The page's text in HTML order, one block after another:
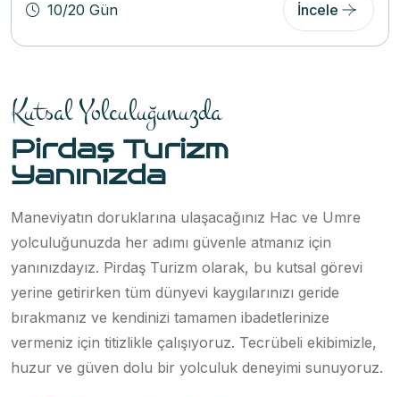
10/20 Gün İncele
Kutsal Yolculuğunuzda
Pirdaş Turizm
Yanınızda
Maneviyatın doruklarına ulaşacağınız Hac ve Umre
yolculuğunuzda her adımı güvenle atmanız için
yanınızdayız. Pirdaş Turizm olarak, bu kutsal görevi
yerine getirirken tüm dünyevi kaygılarınızı geride
bırakmanız ve kendinizi tamamen ibadetlerinize
vermeniz için titizlikle çalışıyoruz. Tecrübeli ekibimizle,
huzur ve güven dolu bir yolculuk deneyimi sunuyoruz.